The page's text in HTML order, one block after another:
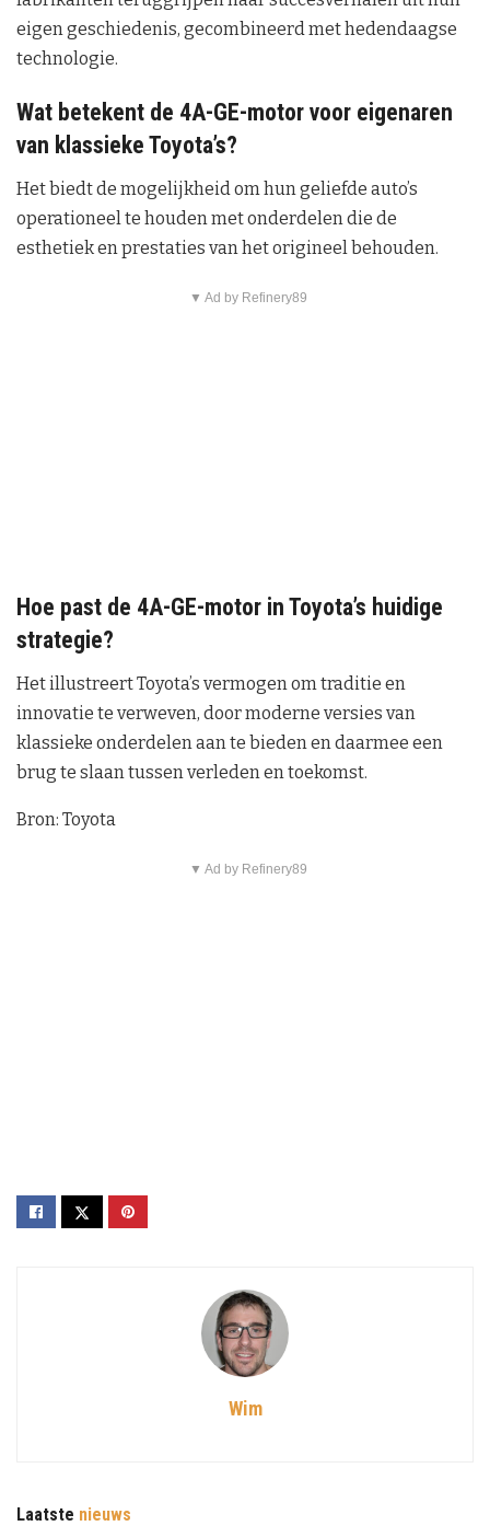
eigen geschiedenis, gecombineerd met hedendaagse
technologie.
Wat betekent de 4A-GE-motor voor eigenaren
van klassieke Toyota’s?
Het biedt de mogelijkheid om hun geliefde auto’s
operationeel te houden met onderdelen die de
esthetiek en prestaties van het origineel behouden.
▼ Ad by Refinery89
Hoe past de 4A-GE-motor in Toyota’s huidige
strategie?
Het illustreert Toyota’s vermogen om traditie en
innovatie te verweven, door moderne versies van
klassieke onderdelen aan te bieden en daarmee een
brug te slaan tussen verleden en toekomst.
Bron: Toyota
▼ Ad by Refinery89
Wim
Laatste nieuws